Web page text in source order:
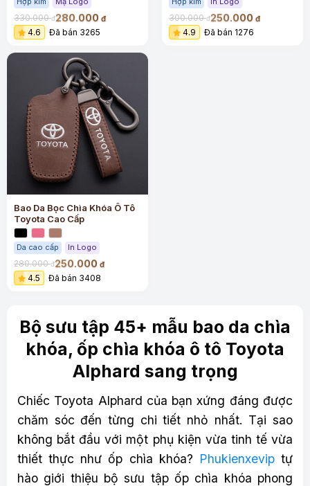
330.000đ280.000 đ
4.6 Đã bán 3265
300.000đ250.000 đ
4.9 Đã bán 1276
Bao Da Bọc Chìa Khóa Ô Tô
Toyota Cao Cấp
Da cao cấp In Logo
280.000đ250.000 đ
4.5 Đã bán 3408
Bộ sưu tập 45+ mẫu bao da chìa
khóa, ốp chìa khóa ô tô Toyota
Alphard sang trọng
Chiếc Toyota Alphard của bạn xứng đáng được
chăm sóc đến từng chi tiết nhỏ nhất. Tại sao
không bắt đầu với một phụ kiện vừa tinh tế vừa
thiết thực như ốp chìa khóa? Phukienxeviptự
hào giới thiệu bộ sưu tập ốp chìa khóa phong